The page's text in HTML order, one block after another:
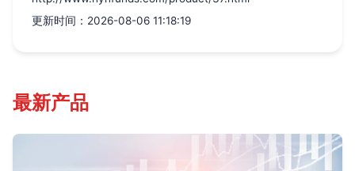
更新时间：2026-08-06 11:18:19
最新产品